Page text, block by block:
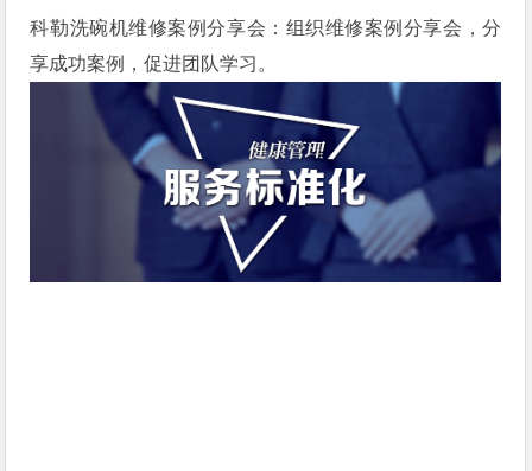
科勒洗碗机维修案例分享会：组织维修案例分享会，分
享成功案例，促进团队学习。